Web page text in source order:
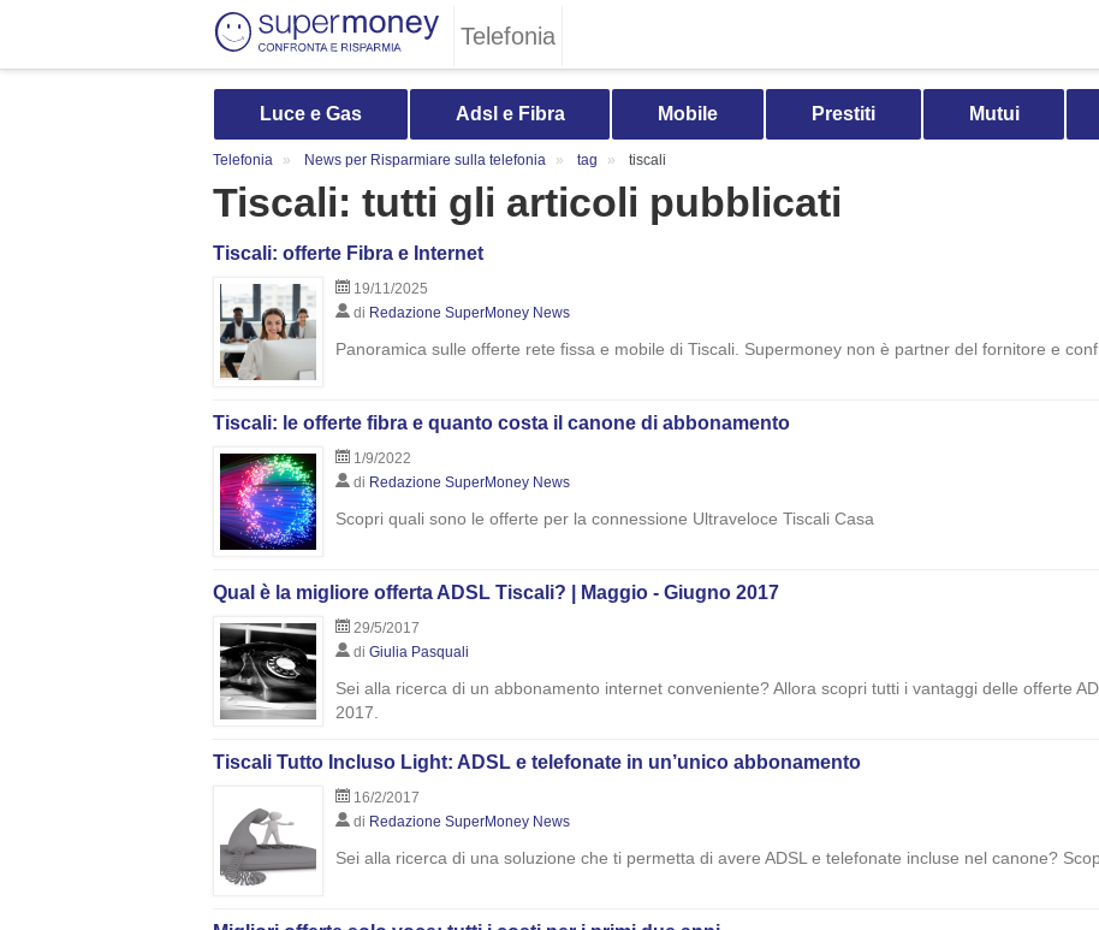
Telefonia
Luce e Gas Adsl e Fibra Mobile Prestiti Mutui
Telefonia News per Risparmiare sulla telefonia tag tiscali
Tiscali: tutti gli articoli pubblicati
Tiscali: offerte Fibra e Internet
19/11/2025
di Redazione SuperMoney News
Panoramica sulle offerte rete fissa e mobile di Tiscali. Supermoney non è partner del fornitore e
Tiscali: le offerte fibra e quanto costa il canone di abbonamento
1/9/2022
di Redazione SuperMoney News
Scopri quali sono le offerte per la connessione Ultraveloce Tiscali Casa
Qual è la migliore offerta ADSL Tiscali? | Maggio - Giugno 2017
29/5/2017
di Giulia Pasquali
Sei alla ricerca di un abbonamento internet conveniente? Allora scopri tutti i vantaggi delle offerte
2017.
Tiscali Tutto Incluso Light: ADSL e telefonate in un’unico abbonamento
16/2/2017
di Redazione SuperMoney News
Sei alla ricerca di una soluzione che ti permetta di avere ADSL e telefonate incluse nel canone?